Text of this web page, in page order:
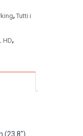
, Tutti i
HD,
(23.8″)